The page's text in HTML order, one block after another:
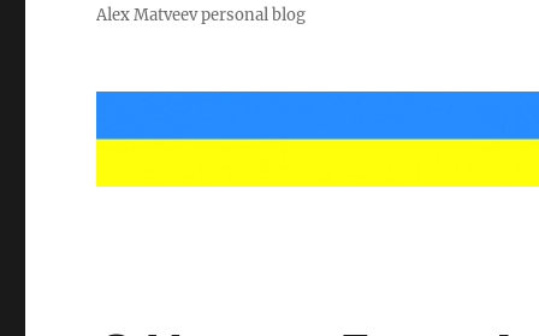
Alex Matveev personal blog